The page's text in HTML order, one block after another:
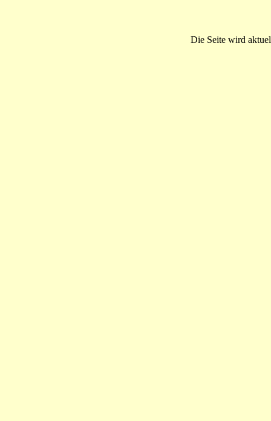
Die Seite wird